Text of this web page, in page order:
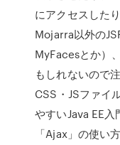
にアクセスした
Mojarra以外の
MyFacesとか）
もしれないので
CSS・JSファイ
やすいJava EE
「Ajax」の使い